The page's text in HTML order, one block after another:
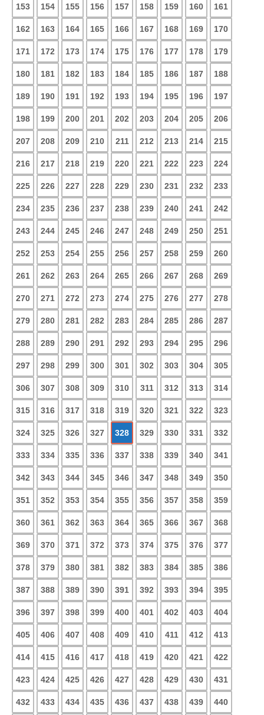
153 154 155 156 157 158 159 160 161
162 163 164 165 166 167 168 169 170
171 172 173 174 175 176 177 178 179
180 181 182 183 184 185 186 187 188
189 190 191 192 193 194 195 196 197
198 199 200 201 202 203 204 205 206
207 208 209 210 211 212 213 214 215
216 217 218 219 220 221 222 223 224
225 226 227 228 229 230 231 232 233
234 235 236 237 238 239 240 241 242
243 244 245 246 247 248 249 250 251
252 253 254 255 256 257 258 259 260
261 262 263 264 265 266 267 268 269
270 271 272 273 274 275 276 277 278
279 280 281 282 283 284 285 286 287
288 289 290 291 292 293 294 295 296
297 298 299 300 301 302 303 304 305
306 307 308 309 310 311 312 313 314
315 316 317 318 319 320 321 322 323
324 325 326 327 328 329 330 331 332
333 334 335 336 337 338 339 340 341
342 343 344 345 346 347 348 349 350
351 352 353 354 355 356 357 358 359
360 361 362 363 364 365 366 367 368
369 370 371 372 373 374 375 376 377
378 379 380 381 382 383 384 385 386
387 388 389 390 391 392 393 394 395
396 397 398 399 400 401 402 403 404
405 406 407 408 409 410 411 412 413
414 415 416 417 418 419 420 421 422
423 424 425 426 427 428 429 430 431
432 433 434 435 436 437 438 439 440